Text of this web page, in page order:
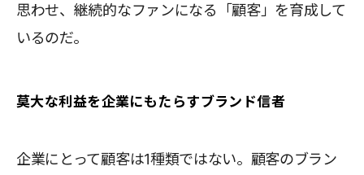
思わせ、継続的なファンになる「顧客」を育成して
いるのだ。
莫大な利益を企業にもたらすブランド信者
企業にとって顧客は1種類ではない。顧客のブラン